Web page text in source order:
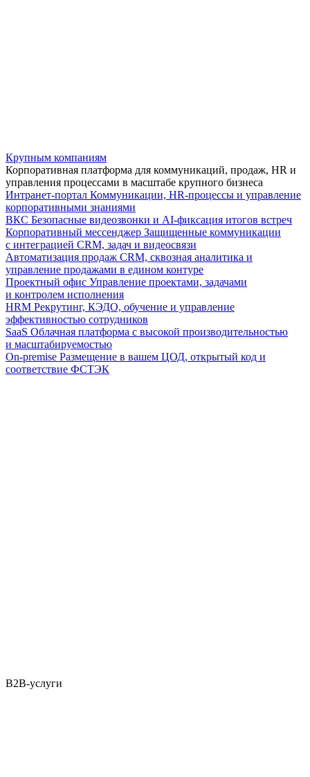
Крупным компаниям
Корпоративная платформа для коммуникаций, продаж, HR и
управления процессами в масштабе крупного бизнеса
Интранет-портал Коммуникации, HR-процессы и управление
корпоративными знаниями
ВКС Безопасные видеозвонки и AI-фиксация итогов встреч
Корпоративный мессенджер Защищенные коммуникации
с интеграцией CRM, задач и видеосвязи
Автоматизация продаж CRM, сквозная аналитика и
управление продажами в едином контуре
Проектный офис Управление проектами, задачами
и контролем исполнения
HRM Рекрутинг, КЭДО, обучение и управление
эффективностью сотрудников
SaaS Облачная платформа с высокой производительностью
и масштабируемостью
On-premise Размещение в вашем ЦОД, открытый код и
соответствие ФСТЭК
B2B-услуги